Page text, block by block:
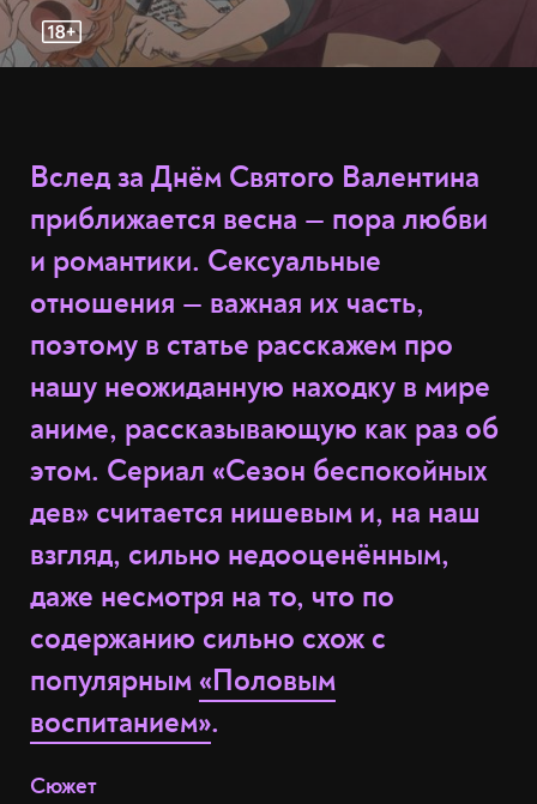
Вслед за Днём Святого Валентина
приближается весна — пора любви
и романтики. Сексуальные
отношения — важная их часть,
поэтому в статье расскажем про
нашу неожиданную находку в мире
аниме, рассказывающую как раз об
этом. Сериал «Сезон беспокойных
дев» считается нишевым и, на наш
взгляд, сильно недооценённым,
даже несмотря на то, что по
содержанию сильно схож с
популярным«Половым
воспитанием».
Сюжет